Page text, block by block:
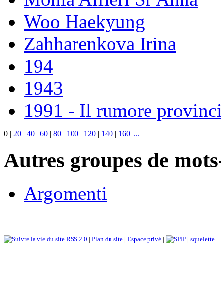
Woo Haekyung
Zahharenkova Irina
194
1943
1991 - Il rumore
0 | 20 | 40 | 60 | 80 | 100 | 120 | 140 | 160 |...
Autres groupes de
Argomenti
RSS 2.0 | Plan du site | Espace privé | | squelette